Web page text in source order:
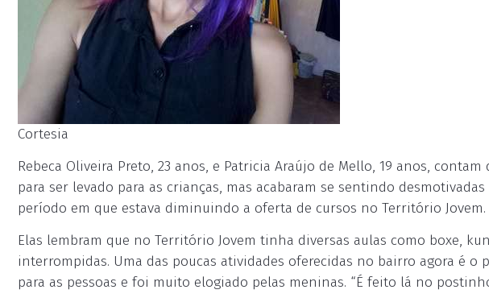
Cortesia
Rebeca Oliveira Preto, 23 anos, e Patricia Araújo de Mello, 19 anos,
para ser levado para as crianças, mas acabaram se sentindo
período em que estava diminuindo a oferta de cursos no Território Jovem.
Elas lembram que no Território Jovem tinha diversas aulas como boxe,
interrompidas. Uma das poucas atividades oferecidas no bairro agora é o
para as pessoas e foi muito elogiado pelas meninas. “É feito lá no